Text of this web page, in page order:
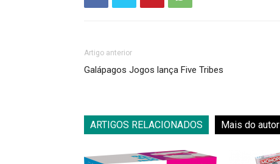
Artigo anterior
Galápagos Jogos lança Five Tribes
ARTIGOS RELACIONADOS Mais do autor